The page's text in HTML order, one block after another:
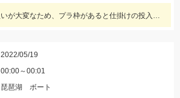
仕掛けが長く扱いが大変なため、プラ枠があると仕掛けの投入が楽ですよ！
2022/05/19
00:00～00:01
琵琶湖 ボート